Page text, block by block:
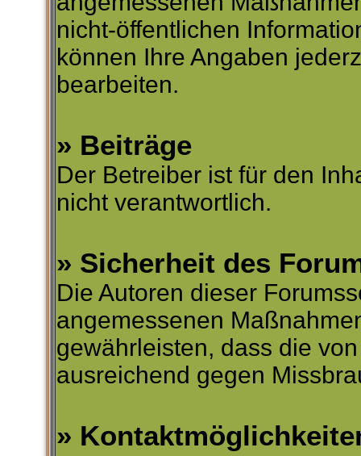
nicht-öffentlichen
können Ihre Angaben
bearbeiten.
» Beiträge
Der Betreiber ist für den
nicht verantwortlich.
» Sicherheit des
Die Autoren dieser
angemessenen
gewährleisten, dass die
ausreichend gegen
»